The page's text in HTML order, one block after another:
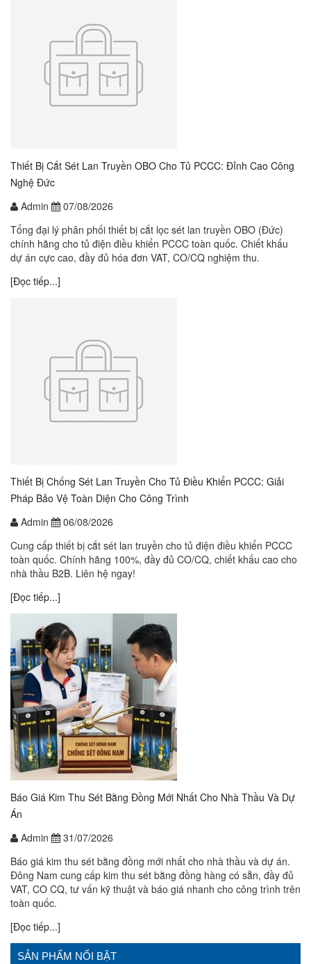
Thiết Bị Cắt Sét Lan Truyền OBO Cho Tủ PCCC: Đỉnh Cao Công
Nghệ Đức
Admin
07/08/2026
Tổng đại lý phân phối thiết bị cắt lọc sét lan truyền OBO (Đức)
chính hãng cho tủ điện điều khiển PCCC toàn quốc. Chiết khấu
dự án cực cao, đầy đủ hóa đơn VAT, CO/CQ nghiệm thu.
[Đọc tiếp...]
Thiết Bị Chống Sét Lan Truyền Cho Tủ Điều Khiển PCCC: Giải
Pháp Bảo Vệ Toàn Diện Cho Công Trình
Admin
06/08/2026
Cung cấp thiết bị cắt sét lan truyền cho tủ điện điều khiển PCCC
toàn quốc. Chính hãng 100%, đầy đủ CO/CQ, chiết khấu cao cho
nhà thầu B2B. Liên hệ ngay!
[Đọc tiếp...]
Báo Giá Kim Thu Sét Bằng Đồng Mới Nhất Cho Nhà Thầu Và Dự
Án
Admin
31/07/2026
Báo giá kim thu sét bằng đồng mới nhất cho nhà thầu và dự án.
Đông Nam cung cấp kim thu sét bằng đồng hàng có sẵn, đầy đủ
VAT, CO CQ, tư vấn kỹ thuật và báo giá nhanh cho công trình trên
toàn quốc.
[Đọc tiếp...]
SẢN PHẨM NỔI BẬT